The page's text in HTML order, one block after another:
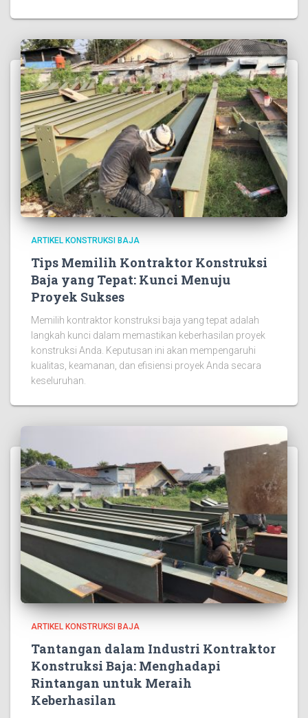
ARTIKEL KONSTRUKSI BAJA
Tips Memilih Kontraktor Konstruksi
Baja yang Tepat: Kunci Menuju
Proyek Sukses
Memilih kontraktor konstruksi baja yang tepat adalah
langkah kunci dalam memastikan keberhasilan proyek
konstruksi Anda. Keputusan ini akan mempengaruhi
kualitas, keamanan, dan efisiensi proyek Anda secara
keseluruhan.
ARTIKEL KONSTRUKSI BAJA
Tantangan dalam Industri Kontraktor
Konstruksi Baja: Menghadapi
Rintangan untuk Meraih
Keberhasilan